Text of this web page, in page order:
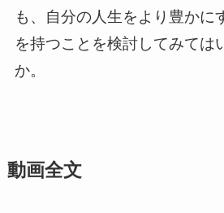
も、自分の人生をより豊かに
を持つことを検討してみては
か。
動画全文